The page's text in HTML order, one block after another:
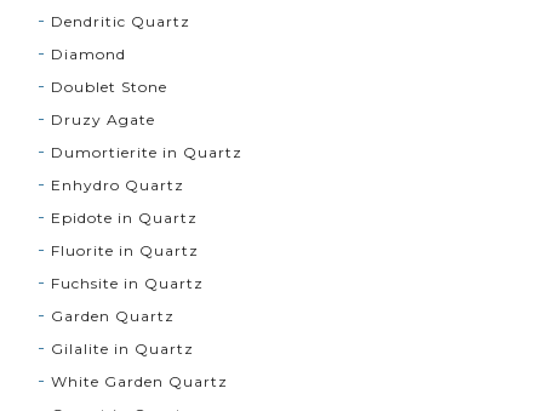
Dendritic Quartz
Diamond
Doublet Stone
Druzy Agate
Dumortierite in Quartz
Enhydro Quartz
Epidote in Quartz
Fluorite in Quartz
Fuchsite in Quartz
Garden Quartz
Gilalite in Quartz
White Garden Quartz